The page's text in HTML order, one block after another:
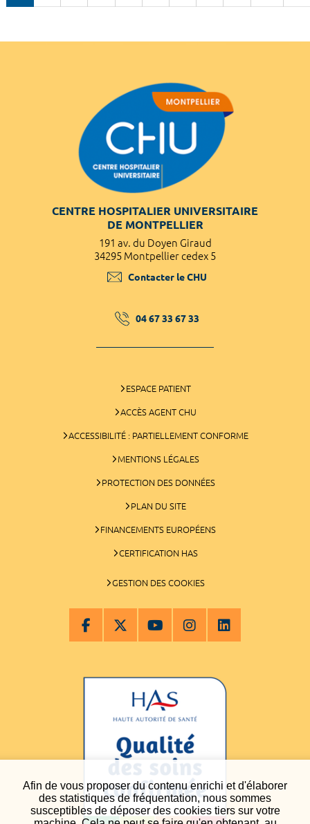
Afin de vous proposer du contenu enrichi et d'élaborer
des statistiques de fréquentation, nous sommes
susceptibles de déposer des cookies tiers sur votre
CENTRE HOSPITALIER UNIVERSITAIRE
DE MONTPELLIER
191 av. du Doyen Giraud
34295 Montpellier cedex 5
Contacter le CHU
04 67 33 67 33
ESPACE PATIENT
ACCÈS AGENT CHU
ACCESSIBILITÉ : PARTIELLEMENT CONFORME
MENTIONS LÉGALES
PROTECTION DES DONNÉES
PLAN DU SITE
FINANCEMENTS EUROPÉENS
CERTIFICATION HAS
GESTION DES COOKIES